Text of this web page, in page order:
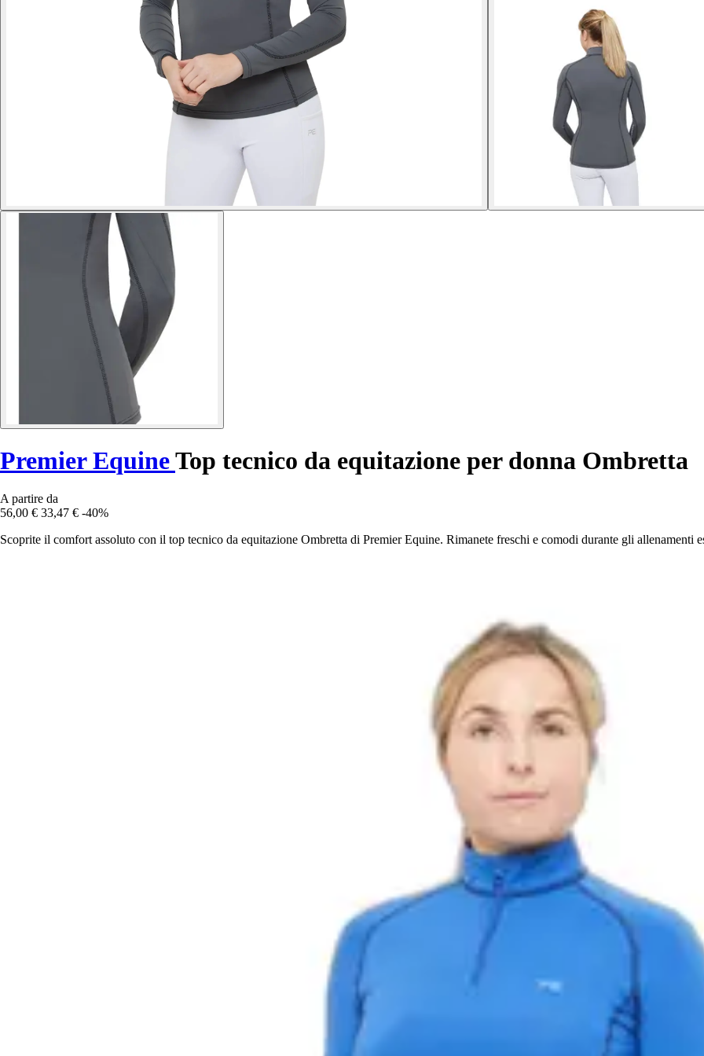
Premier EquineTop tecnico da equitazione per donna Ombretta
A partire da
56,00 € 33,47 € -40%
Scoprite il comfort assoluto con il top tecnico da equitazione Ombretta di Premier Equine. Rimanete freschi e comodi durante gli allenamenti